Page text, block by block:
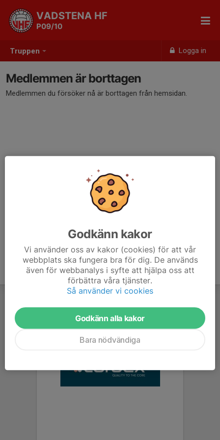
Truppen Logga in
VADSTENA HF
P09/10
Medlemmen är borttagen
Medlemmen du försöker nå är borttagen från hemsidan.
Godkänn kakor
Vi använder oss av kakor (cookies) för att vår
webbplats ska fungera bra för dig. De används
även för webbanalys i syfte att hjälpa oss att
förbättra våra tjänster.
Så använder vi cookies
Godkänn alla kakor
Bara nödvändiga